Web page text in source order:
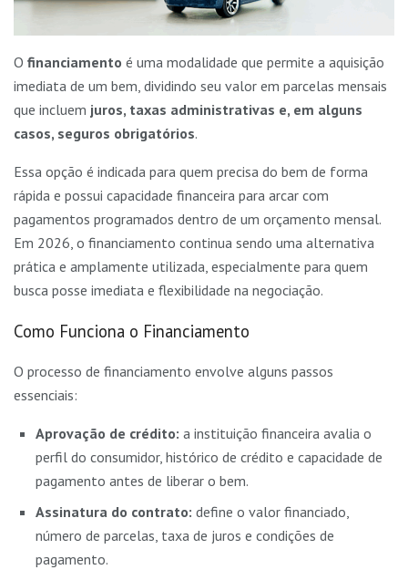
O financiamento é uma modalidade que permite a aquisição
imediata de um bem, dividindo seu valor em parcelas mensais
que incluem juros, taxas administrativas e, em alguns
casos, seguros obrigatórios.
Essa opção é indicada para quem precisa do bem de forma
rápida e possui capacidade financeira para arcar com
pagamentos programados dentro de um orçamento mensal.
Em 2026, o financiamento continua sendo uma alternativa
prática e amplamente utilizada, especialmente para quem
busca posse imediata e flexibilidade na negociação.
Como Funciona o Financiamento
O processo de financiamento envolve alguns passos
essenciais:
Aprovação de crédito: a instituição financeira avalia o
perfil do consumidor, histórico de crédito e capacidade de
pagamento antes de liberar o bem.
Assinatura do contrato: define o valor financiado,
número de parcelas, taxa de juros e condições de
pagamento.